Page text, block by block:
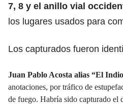
7, 8 y el anillo vial
los lugares usados para
Los capturados fueron
Juan Pablo Acosta alias “El
anotaciones, por tráfico de
de fuego. Habría sido capturado el